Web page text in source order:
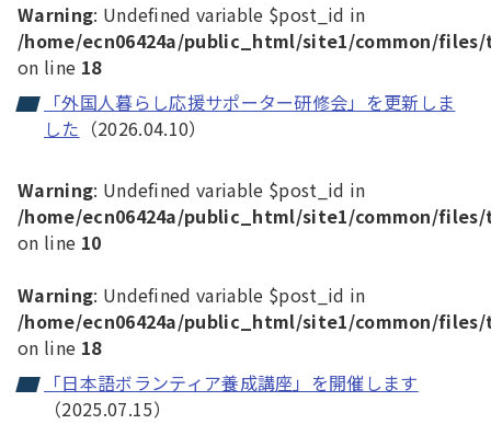
Warning: Undefined variable $post_id in
/home/ecn06424a/public_html/site1/common/
on line 18
「外国人暮らし応援サポーター研修会」を更新しま
した （2026.04.10）
Warning: Undefined variable $post_id in
/home/ecn06424a/public_html/site1/common/
on line 10
Warning: Undefined variable $post_id in
/home/ecn06424a/public_html/site1/common/
on line 18
「日本語ボランティア養成講座」を開催します
（2025.07.15）